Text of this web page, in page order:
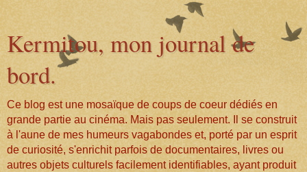
Kermitou, mon journal de
bord.
Ce blog est une mosaïque de coups de coeur dédiés en
grande partie au cinéma. Mais pas seulement. Il se construit
à l'aune de mes humeurs vagabondes et, porté par un esprit
de curiosité, s'enrichit parfois de documentaires, livres ou
autres objets culturels facilement identifiables, ayant produit